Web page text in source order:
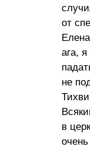
от
ага,
не
в